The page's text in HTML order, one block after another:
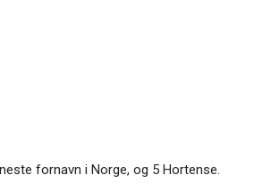
fornavn i Norge, og 5 Hortense.